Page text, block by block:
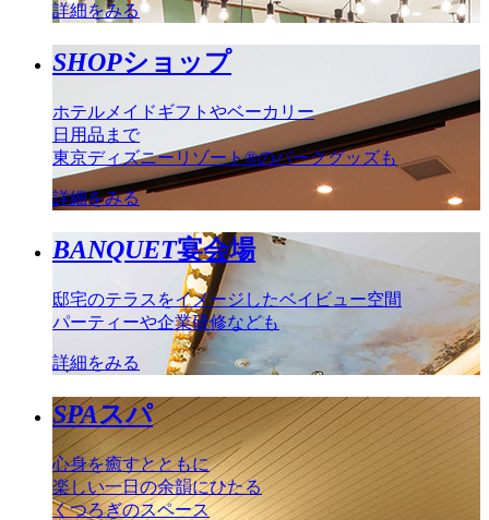
詳細をみる
SHOPショップ
ホテルメイドギフトやベーカリー
日用品まで
東京ディズニーリゾート®のパークグッズも
詳細をみる
BANQUET宴会場
邸宅のテラスをイメージしたベイビュー空間
パーティーや企業研修なども
詳細をみる
SPAスパ
心身を癒すとともに
楽しい一日の余韻にひたる
くつろぎのスペース